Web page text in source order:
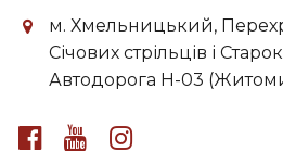
м. Хмельницький,
Січових стрільців і
Автодорога H-03